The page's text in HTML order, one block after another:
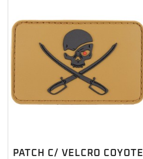
PATCH C/ VELCRO COYOTE